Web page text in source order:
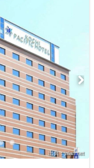
出典：jalan.net